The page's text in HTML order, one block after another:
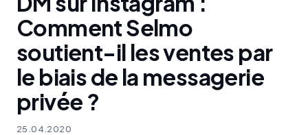
Comment Selmo
soutient-il les ventes par
le biais de la messagerie
privée ?
25.04.2020